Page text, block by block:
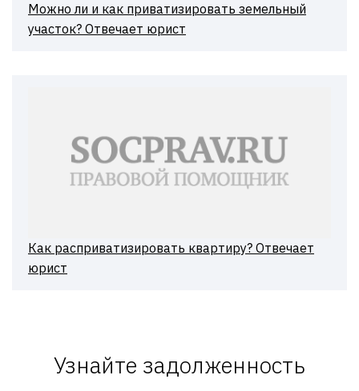
Можно ли и как приватизировать земельный
участок? Отвечает юрист
Как расприватизировать квартиру? Отвечает
юрист
Узнайте задолженность